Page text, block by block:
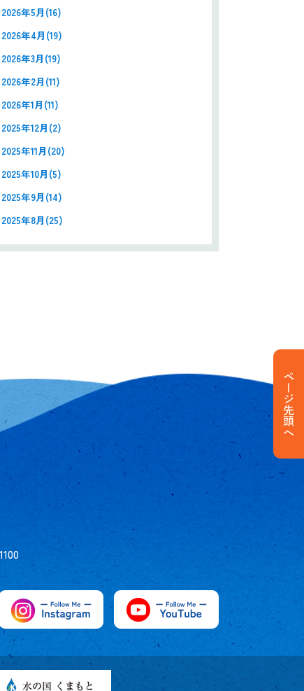
2026年5月(16)
2026年4月(19)
2026年3月(19)
2026年2月(11)
2026年1月(11)
2025年12月(2)
2025年11月(20)
2025年10月(5)
2025年9月(14)
2025年8月(25)
ページ先頭へ